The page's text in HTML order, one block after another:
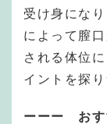
受け身にな
によって膣
される体位
イントを探
ーーー おす